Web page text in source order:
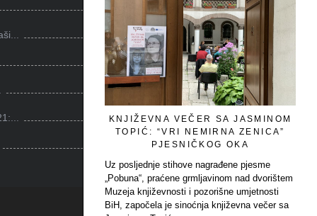
KNJIŽEVNA VEČER SA JASMINOM
TOPIĆ: “VRI NEMIRNA ZENICA”
PJESNIČKOG OKA
Uz posljednje stihove nagrađene pjesme
„Pobuna“, praćene grmljavinom nad dvorištem
Muzeja književnosti i pozorišne umjetnosti
BiH, započela je sinoćnja književna večer sa
0
8
4
2
2
2